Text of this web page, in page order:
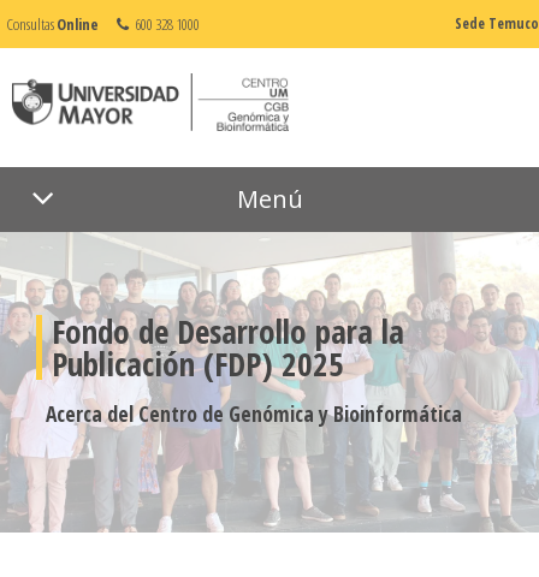
ConsultasOnline 600 328 1000 Sede Temuco
Menú
Fondo de Desarrollo para la
Publicación (FDP) 2025
Acerca del Centro de Genómica y Bioinformática